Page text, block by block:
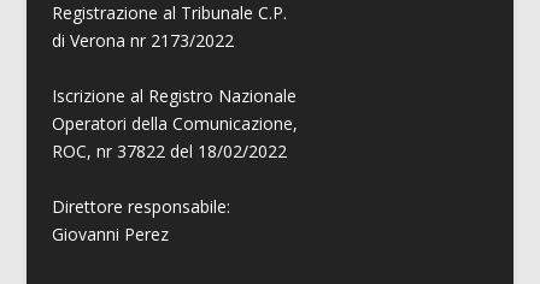
Registrazione al Tribunale C.P.
di Verona nr 2173/2022
Iscrizione al Registro Nazionale
Operatori della Comunicazione,
ROC, nr 37822 del 18/02/2022
Direttore responsabile:
Giovanni Perez